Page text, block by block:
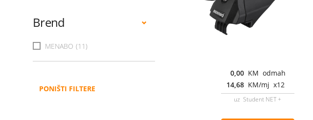
Brend
MENABO (11)
PONIŠTI FILTERE
0,00 KM odmah
14,68 KM/mj x12
uz Student NET +